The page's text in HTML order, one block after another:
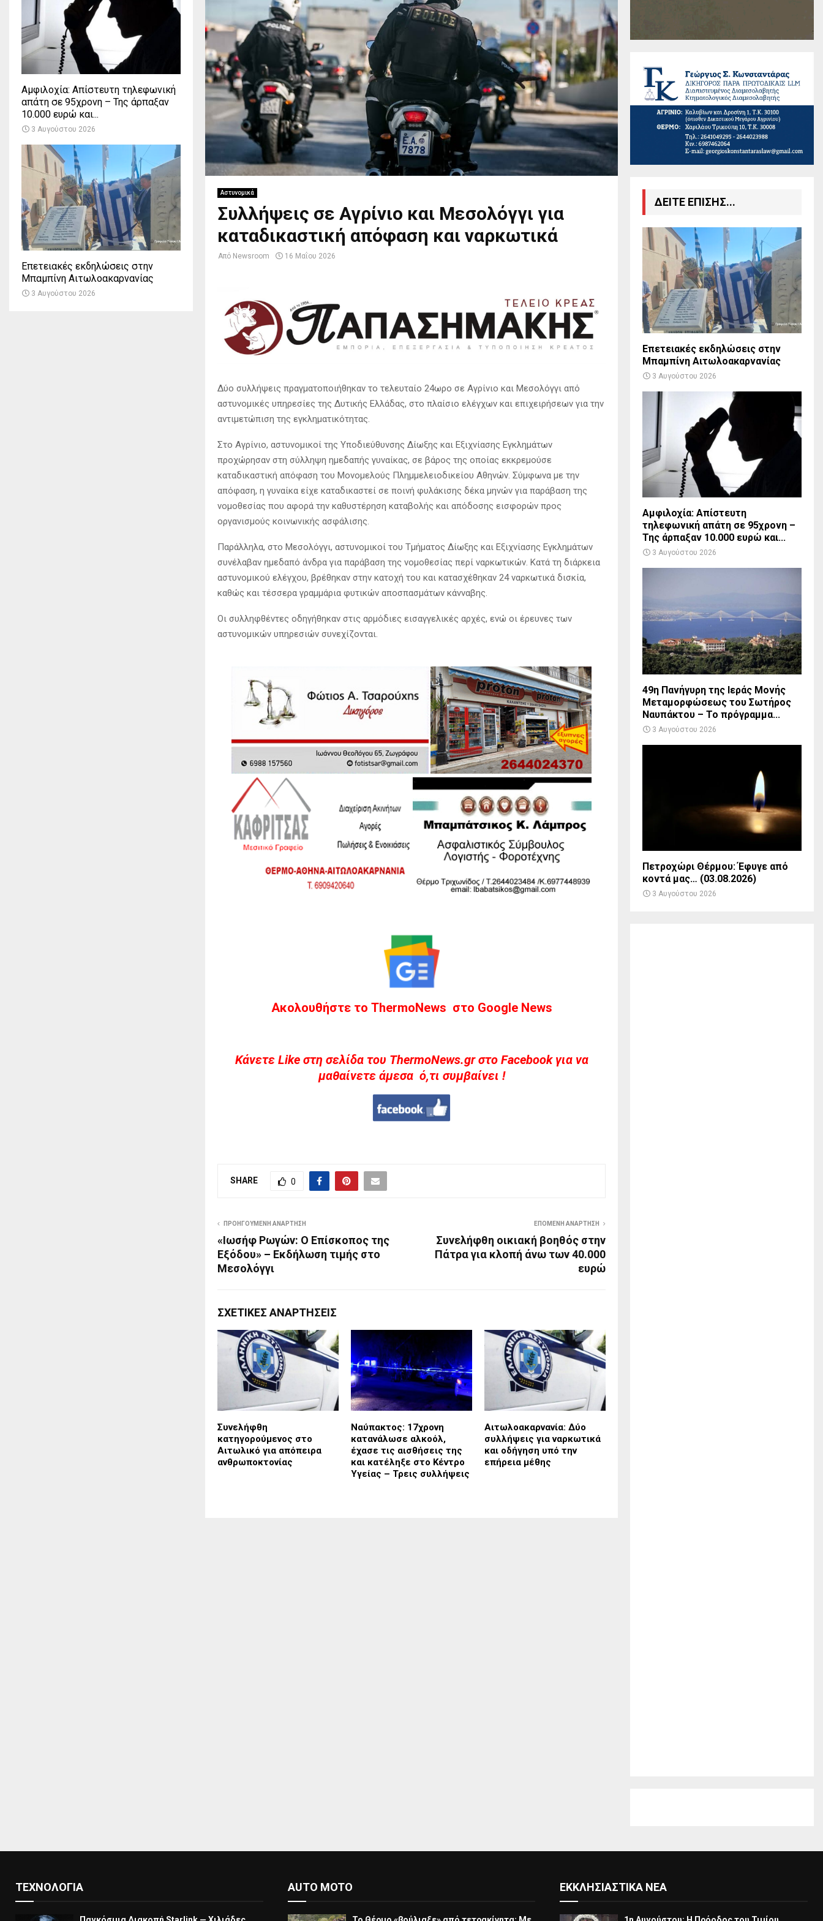
Αστυνομικά
Συλλήψεις σε Αγρίνιο και Μεσολόγγι για
καταδικαστική απόφαση και ναρκωτικά
Από Newsroom 16 Μαΐου 2026
Δύο συλλήψεις πραγματοποιήθηκαν το τελευταίο 24ωρο σε Αγρίνιο και Μεσολόγγι από
αστυνομικές υπηρεσίες της Δυτικής Ελλάδας, στο πλαίσιο ελέγχων και επιχειρήσεων για την
αντιμετώπιση της εγκληματικότητας.
Στο Αγρίνιο, αστυνομικοί της Υποδιεύθυνσης Δίωξης και Εξιχνίασης Εγκλημάτων
προχώρησαν στη σύλληψη ημεδαπής γυναίκας, σε βάρος της οποίας εκκρεμούσε
καταδικαστική απόφαση του Μονομελούς Πλημμελειοδικείου Αθηνών. Σύμφωνα με την
απόφαση, η γυναίκα είχε καταδικαστεί σε ποινή φυλάκισης δέκα μηνών για παράβαση της
νομοθεσίας που αφορά την καθυστέρηση καταβολής και απόδοσης εισφορών προς
οργανισμούς κοινωνικής ασφάλισης.
Παράλληλα, στο Μεσολόγγι, αστυνομικοί του Τμήματος Δίωξης και Εξιχνίασης Εγκλημάτων
συνέλαβαν ημεδαπό άνδρα για παράβαση της νομοθεσίας περί ναρκωτικών. Κατά τη διάρκεια
αστυνομικού ελέγχου, βρέθηκαν στην κατοχή του και κατασχέθηκαν 24 ναρκωτικά δισκία,
καθώς και τέσσερα γραμμάρια φυτικών αποσπασμάτων κάνναβης.
Οι συλληφθέντες οδηγήθηκαν στις αρμόδιες εισαγγελικές αρχές, ενώ οι έρευνες των
αστυνομικών υπηρεσιών συνεχίζονται.
Ακολουθήστε το ThermoNews στο Google News
Kάνετε Like στη σελίδα του ThermoNews.gr στο Facebook για να
μαθαίνετε άμεσα ό,τι συμβαίνει !
SHARE 0
ΠΡΟΗΓΟΎΜΕΝΗ ΑΝΆΡΤΗΣΗ
«Ιωσήφ Ρωγών: Ο Επίσκοπος της
Εξόδου» – Εκδήλωση τιμής στο
Μεσολόγγι
ΕΠΌΜΕΝΗ ΑΝΆΡΤΗΣΗ
Συνελήφθη οικιακή βοηθός στην
Πάτρα για κλοπή άνω των 40.000
ευρώ
ΣΧΕΤΙΚΈΣ ΑΝΑΡΤΉΣΕΙΣ
Συνελήφθη
κατηγορούμενος στο
Αιτωλικό για απόπειρα
ανθρωποκτονίας
Ναύπακτος: 17χρονη
κατανάλωσε αλκοόλ,
έχασε τις αισθήσεις της
και κατέληξε στο Κέντρο
Υγείας – Τρεις συλλήψεις
Αιτωλοακαρνανία: Δύο
συλλήψεις για ναρκωτικά
και οδήγηση υπό την
επήρεια μέθης
Αμφιλοχία: Απίστευτη τηλεφωνική
απάτη σε 95χρονη – Της άρπαξαν
10.000 ευρώ και...
3 Αυγούστου 2026
Επετειακές εκδηλώσεις στην
Μπαμπίνη Αιτωλοακαρνανίας
3 Αυγούστου 2026
ΔΕΙΤΕ ΕΠΙΣΗΣ...
Επετειακές εκδηλώσεις στην
Μπαμπίνη Αιτωλοακαρνανίας
3 Αυγούστου 2026
Αμφιλοχία: Απίστευτη
τηλεφωνική απάτη σε 95χρονη –
Της άρπαξαν 10.000 ευρώ και...
3 Αυγούστου 2026
49η Πανήγυρη της Ιεράς Μονής
Μεταμορφώσεως του Σωτήρος
Ναυπάκτου – Το πρόγραμμα...
3 Αυγούστου 2026
Πετροχώρι Θέρμου: Έφυγε από
κοντά μας… (03.08.2026)
3 Αυγούστου 2026
ΤΕΧΝΟΛΟΓΊΑ AUTO MOTO ΕΚΚΛΗΣΙΑΣΤΙΚΆ ΝΈΑ